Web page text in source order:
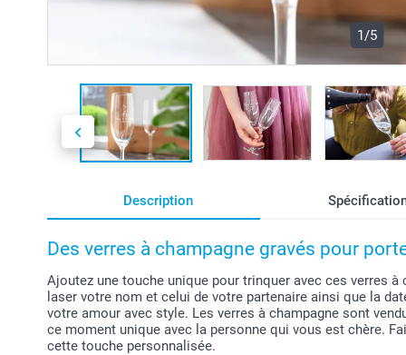
1/5
Description
Des verres à champagne gravés pour
Ajoutez une touche unique pour trinquer avec ces verres
laser votre nom et celui de votre partenaire ainsi que la
votre amour avec style. Les verres à champagne sont
ce moment unique avec la personne qui vous est chère.
cette touche personnalisée.